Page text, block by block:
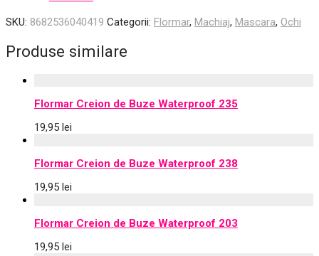
SKU: 8682536040419 Categorii: Flormar, Machiaj, Mascara, Ochi
Produse similare
Flormar Creion de Buze Waterproof 235
19,95 lei
Flormar Creion de Buze Waterproof 238
19,95 lei
Flormar Creion de Buze Waterproof 203
19,95 lei